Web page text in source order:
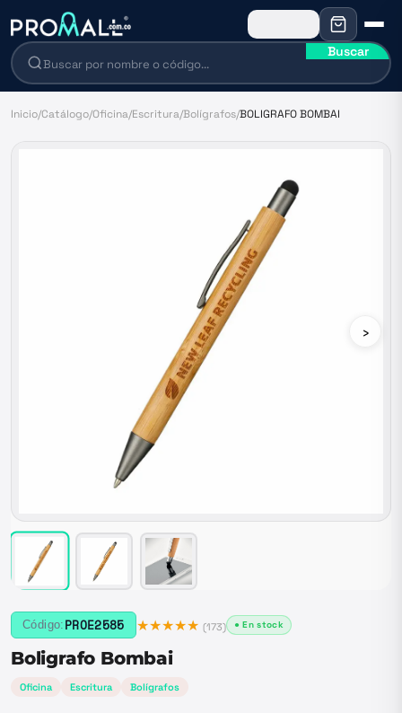
Buscar
Inicio/Catálogo/Oficina/Escritura/Bolígrafos/BOLIGRAFO BOMBAI
›
Código: PROE2585 ★★★★★ (173) ● En stock
Boligrafo Bombai
Oficina Escritura Bolígrafos